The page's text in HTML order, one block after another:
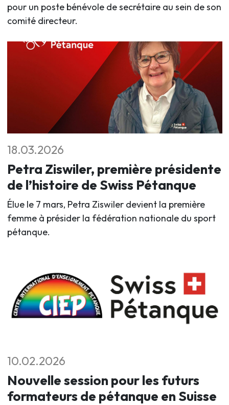
pour un poste bénévole de secrétaire au sein de son
comité directeur.
18.03.2026
Petra Ziswiler, première présidente
de l’histoire de Swiss Pétanque
Élue le 7 mars, Petra Ziswiler devient la première
femme à présider la fédération nationale du sport
pétanque.
10.02.2026
Nouvelle session pour les futurs
formateurs de pétanque en Suisse